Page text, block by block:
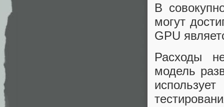
В
могут
GPU
Расходы
модель